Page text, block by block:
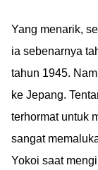
Yang menarik,
ia sebenarnya
tahun 1945.
ke Jepang.
terhormat untuk
sangat
Yokoi saat